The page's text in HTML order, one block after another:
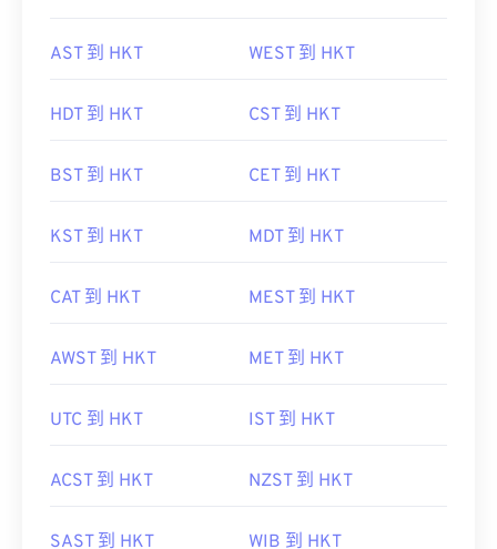
AST 到 HKT WEST 到 HKT
HDT 到 HKT CST 到 HKT
BST 到 HKT CET 到 HKT
KST 到 HKT MDT 到 HKT
CAT 到 HKT MEST 到 HKT
AWST 到 HKT MET 到 HKT
UTC 到 HKT IST 到 HKT
ACST 到 HKT NZST 到 HKT
SAST 到 HKT WIB 到 HKT